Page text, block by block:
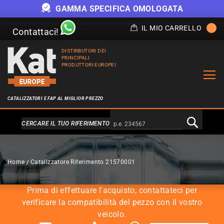
GAMMA SPECIFICA OMOLOGATA
Contattaci! IL MIO CARRELLO
DISTRIBUTORI DEI
PRINCIPALI
PRODUTTORI EUROPEI
CATALIZZATORI E FAP AL MIGLIOR PREZZO
Alternativa a Doofinder
CERCARE IL TUO RIFERIMENTO
CATALIZZATORI
Home Catalizzatore Riferimento 21570001
Prima di effettuare l'acquisto, contattateci per
verificare la compatibilità del pezzo con il vostro
veicolo.